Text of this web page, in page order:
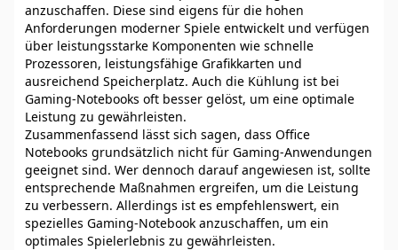
anzuschaffen. Diese sind eigens für die hohen
Anforderungen moderner Spiele entwickelt und verfügen
über leistungsstarke Komponenten wie schnelle
Prozessoren, leistungsfähige Grafikkarten und
ausreichend Speicherplatz. Auch die Kühlung ist bei
Gaming-Notebooks oft besser gelöst, um eine optimale
Leistung zu gewährleisten.
Zusammenfassend lässt sich sagen, dass Office
Notebooks grundsätzlich nicht für Gaming-Anwendungen
geeignet sind. Wer dennoch darauf angewiesen ist, sollte
entsprechende Maßnahmen ergreifen, um die Leistung
zu verbessern. Allerdings ist es empfehlenswert, ein
spezielles Gaming-Notebook anzuschaffen, um ein
optimales Spielerlebnis zu gewährleisten.